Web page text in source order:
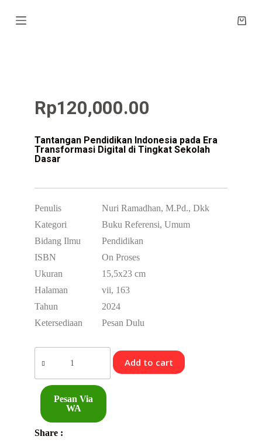
k
Rp120,000.00
Tantangan Pendidikan Indonesia pada Era
Transformasi Digital di Tingkat Sekolah
Dasar
Penulis
Kategori
Bidang Ilmu
ISBN
Ukuran
Halaman
Tahun
Ketersediaan
Nuri Ramadhan, M.Pd., Dkk
Buku Referensi, Umum
Pendidikan
On Proses
15,5x23 cm
vii, 163
2024
Pesan Dulu
Add to cart
Pesan Via
WA
Share :